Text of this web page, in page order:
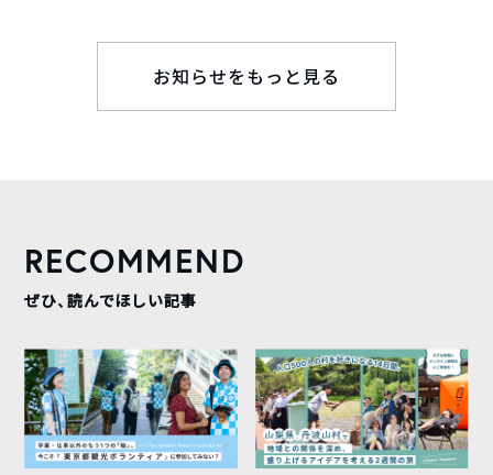
お知らせをもっと見る
RECOMMEND
ぜひ、読んでほしい記事